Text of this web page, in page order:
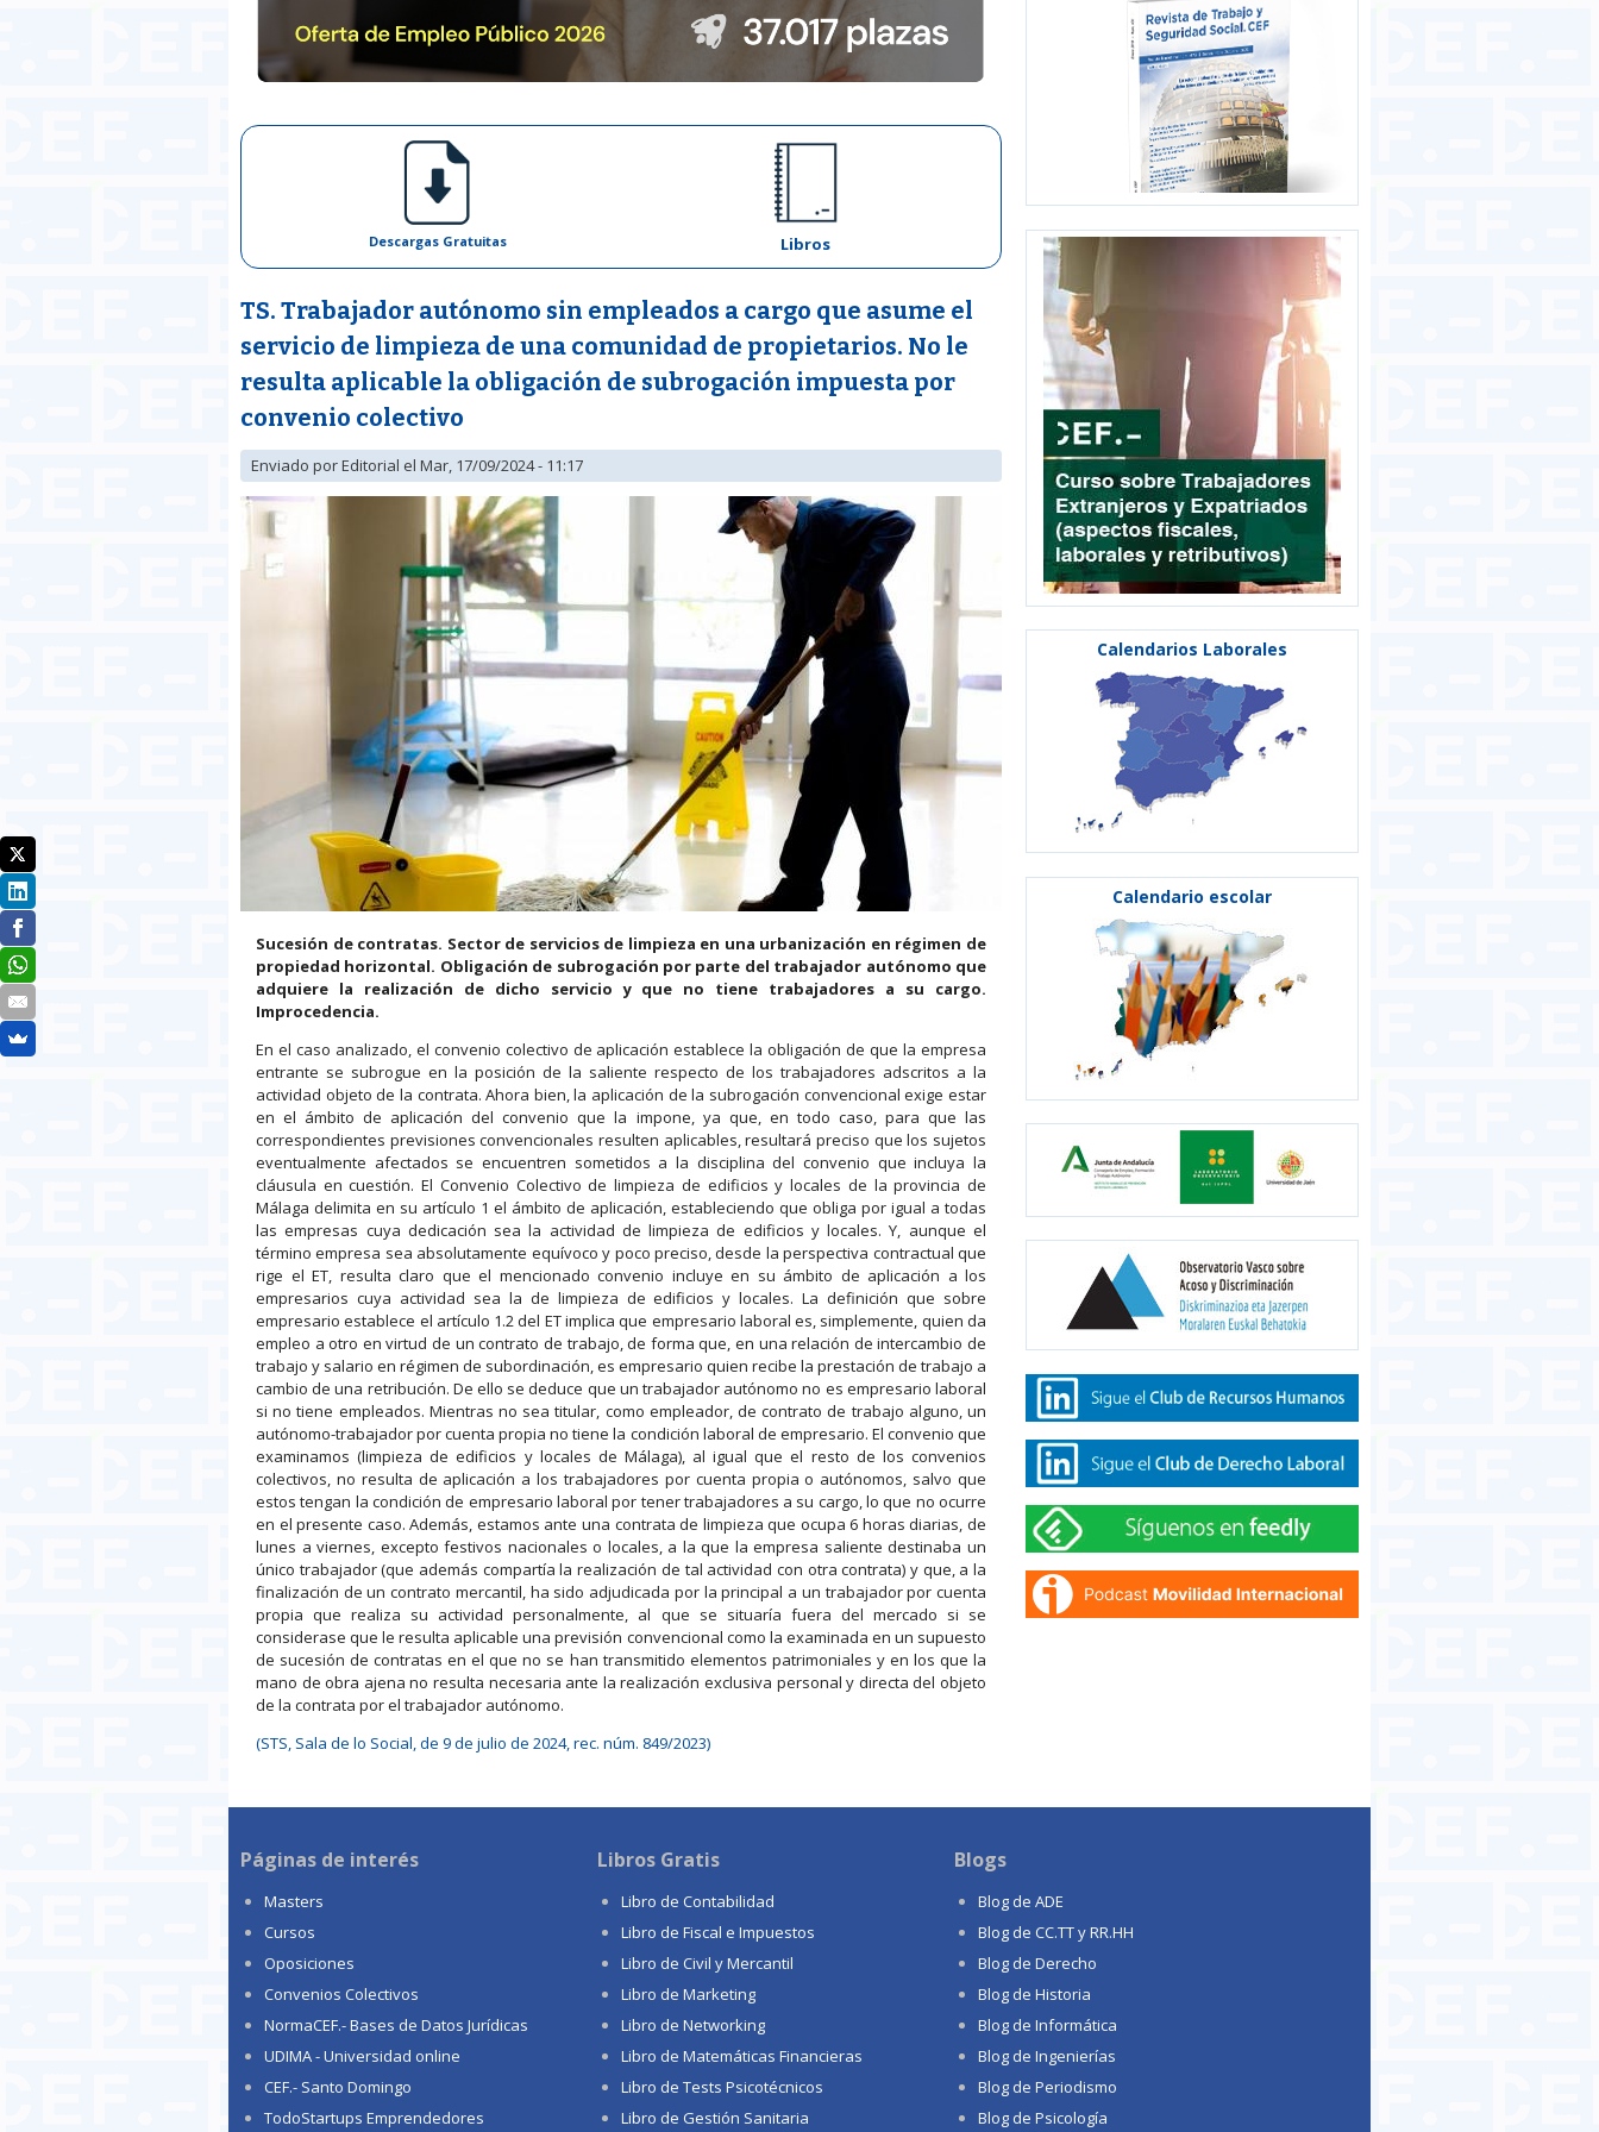
Descargas Gratuitas Libros
TS. Trabajador autónomo sin empleados a cargo que asume el
servicio de limpieza de una comunidad de propietarios. No le
resulta aplicable la obligación de subrogación impuesta por
convenio colectivo
Enviado porEditorial el Mar, 17/09/2024 - 11:17
Sucesión de contratas. Sector de servicios de limpieza en una urbanización en régimen de
propiedad horizontal. Obligación de subrogación por parte del trabajador autónomo que
adquiere la realización de dicho servicio y que no tiene trabajadores a su cargo.
Improcedencia.
En el caso analizado, el convenio colectivo de aplicación establece la obligación de que la empresa
entrante se subrogue en la posición de la saliente respecto de los trabajadores adscritos a la
actividad objeto de la contrata. Ahora bien, la aplicación de la subrogación convencional exige estar
en el ámbito de aplicación del convenio que la impone, ya que, en todo caso, para que las
correspondientes previsiones convencionales resulten aplicables, resultará preciso que los sujetos
eventualmente afectados se encuentren sometidos a la disciplina del convenio que incluya la
cláusula en cuestión. El Convenio Colectivo de limpieza de edificios y locales de la provincia de
Málaga delimita en su artículo 1 el ámbito de aplicación, estableciendo que obliga por igual a todas
las empresas cuya dedicación sea la actividad de limpieza de edificios y locales. Y, aunque el
término empresa sea absolutamente equívoco y poco preciso, desde la perspectiva contractual que
rige el ET, resulta claro que el mencionado convenio incluye en su ámbito de aplicación a los
empresarios cuya actividad sea la de limpieza de edificios y locales. La definición que sobre
empresario establece el artículo 1.2 del ET implica que empresario laboral es, simplemente, quien da
empleo a otro en virtud de un contrato de trabajo, de forma que, en una relación de intercambio de
trabajo y salario en régimen de subordinación, es empresario quien recibe la prestación de trabajo a
cambio de una retribución. De ello se deduce que un trabajador autónomo no es empresario laboral
si no tiene empleados. Mientras no sea titular, como empleador, de contrato de trabajo alguno, un
autónomo-trabajador por cuenta propia no tiene la condición laboral de empresario. El convenio que
examinamos (limpieza de edificios y locales de Málaga), al igual que el resto de los convenios
colectivos, no resulta de aplicación a los trabajadores por cuenta propia o autónomos, salvo que
estos tengan la condición de empresario laboral por tener trabajadores a su cargo, lo que no ocurre
en el presente caso. Además, estamos ante una contrata de limpieza que ocupa 6 horas diarias, de
lunes a viernes, excepto festivos nacionales o locales, a la que la empresa saliente destinaba un
único trabajador (que además compartía la realización de tal actividad con otra contrata) y que, a la
finalización de un contrato mercantil, ha sido adjudicada por la principal a un trabajador por cuenta
propia que realiza su actividad personalmente, al que se situaría fuera del mercado si se
considerase que le resulta aplicable una previsión convencional como la examinada en un supuesto
de sucesión de contratas en el que no se han transmitido elementos patrimoniales y en los que la
mano de obra ajena no resulta necesaria ante la realización exclusiva personal y directa del objeto
de la contrata por el trabajador autónomo.
(STS, Sala de lo Social, de 9 de julio de 2024, rec. núm. 849/2023)
Calendarios Laborales
Calendario escolar
Páginas de interés
Masters
Cursos
Oposiciones
Convenios Colectivos
NormaCEF.- Bases de Datos Jurídicas
UDIMA - Universidad online
CEF.- Santo Domingo
TodoStartups Emprendedores
Libros Gratis
Libro de Contabilidad
Libro de Fiscal e Impuestos
Libro de Civil y Mercantil
Libro de Marketing
Libro de Networking
Libro de Matemáticas Financieras
Libro de Tests Psicotécnicos
Libro de Gestión Sanitaria
Blogs
Blog de ADE
Blog de CC.TT y RR.HH
Blog de Derecho
Blog de Historia
Blog de Informática
Blog de Ingenierías
Blog de Periodismo
Blog de Psicología